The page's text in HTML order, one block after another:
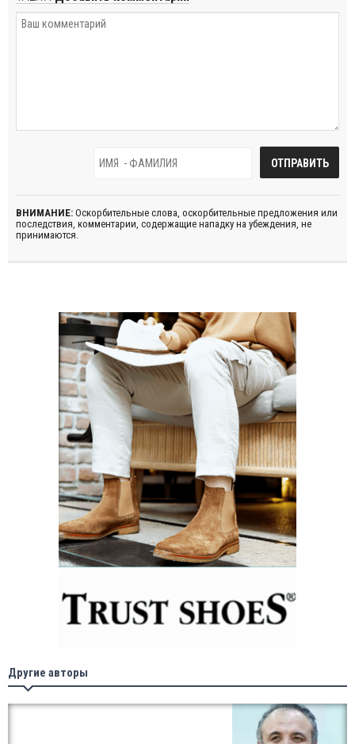
ВНИМАНИЕ: Оскорбительные слова, оскорбительные предложения или
последствия, комментарии, содержащие нападку на убеждения, не
принимаются.
Другие авторы